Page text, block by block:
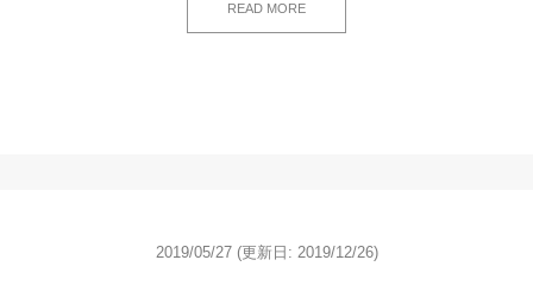
READ MORE
2019/05/27 (更新日: 2019/12/26)